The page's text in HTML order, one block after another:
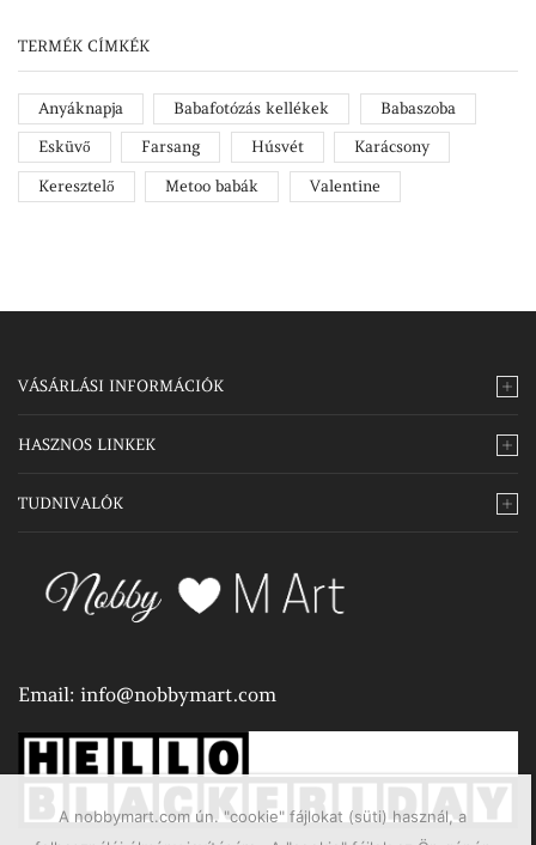
TERMÉK CÍMKÉK
Anyáknapja Babafotózás kellékek
Babaszoba
Esküvő
Farsang Húsvét
Karácsony
Keresztelő
Metoo babák Valentine
VÁSÁRLÁSI INFORMÁCIÓK
HASZNOS LINKEK
TUDNIVALÓK
Email: info@nobbymart.com
A nobbymart.com ún. "cookie" fájlokat (süti) használ, a